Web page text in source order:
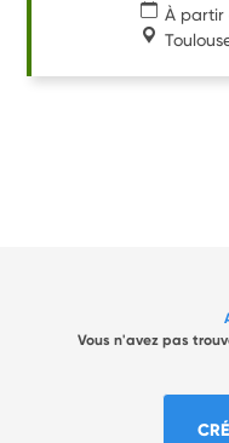
À partir
Vous n'avez pas